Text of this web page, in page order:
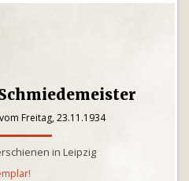
Freitag, 23.11.1934
in Leipzig